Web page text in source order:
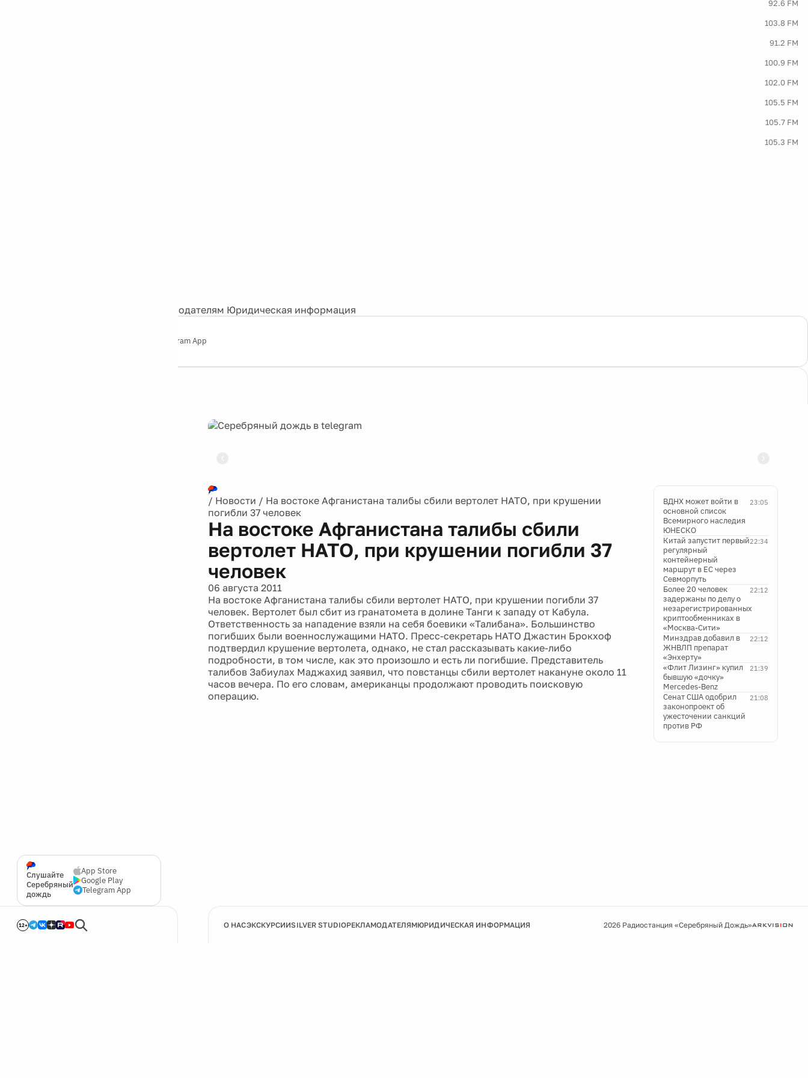
92.6 FM
103.8 FM
91.2 FM
100.9 FM
102.0 FM
105.5 FM
105.7 FM
105.3 FM
Рекламодателям Юридическая информация
Telegram App
Слушайте
Серебряный
дождь
App Store
Google Play
Telegram App
12+
/ Новости / На востоке Афганистана талибы сбили вертолет НАТО, при крушении
погибли 37 человек
На востоке Афганистана талибы сбили
вертолет НАТО, при крушении погибли 37
человек
06 августа 2011
На востоке Афганистана талибы сбили вертолет НАТО, при крушении погибли 37
человек. Вертолет был сбит из гранатомета в долине Танги к западу от Кабула.
Ответственность за нападение взяли на себя боевики «Талибана». Большинство
погибших были военнослужащими НАТО. Пресс-секретарь НАТО Джастин Брокхоф
подтвердил крушение вертолета, однако, не стал рассказывать какие-либо
подробности, в том числе, как это произошло и есть ли погибшие. Представитель
талибов Забиулах Маджахид заявил, что повстанцы сбили вертолет накануне около 11
часов вечера. По его словам, американцы продолжают проводить поисковую
операцию.
23:05
ВДНХ может войти в
основной список
Всемирного наследия
ЮНЕСКО
22:34
Китай запустит первый
регулярный
контейнерный
маршрут в ЕС через
Севморпуть
22:12
Более 20 человек
задержаны по делу о
незарегистрированных
криптообменниках в
«Москва-Сити»
22:12
Минздрав добавил в
ЖНВЛП препарат
«Энхерту»
21:39
«Флит Лизинг» купил
бывшую «дочку»
Mercedes-Benz
21:08
Сенат США одобрил
законопроект об
ужесточении санкций
против РФ
О НАСЭКСКУРСИИSILVER STUDIOРЕКЛАМОДАТЕЛЯМЮРИДИЧЕСКАЯ ИНФОРМАЦИЯ 2026 Радиостанция «Серебряный Дождь»